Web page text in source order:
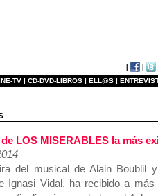
TV | CD-DVD-LIBROS | ELL@S |
LOS MISERABLES la más
del musical de Alain Boublil
Ignasi Vidal, ha recibido a